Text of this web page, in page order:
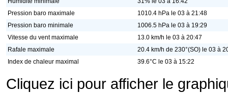
Pression baro maximale
1010.4 hPa le 03 à 21:48
Pression baro minimale
1006.5 hPa le 03 à 19:29
Vitesse du vent maximale
13.0 km/h le 03 à 20:47
Rafale maximale
20.4 km/h de 230°(SO) le 03 à
Index de chaleur maximal
39.6°C le 03 à 15:22
Cliquez ici pour afficher le